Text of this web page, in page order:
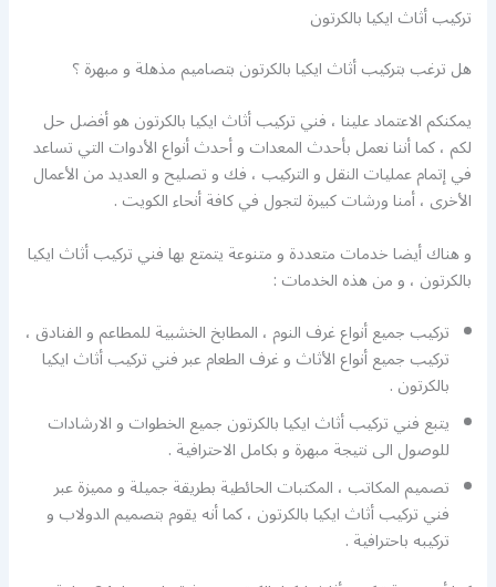
تركيب أثاث ايكيا بالكرتون
هل ترغب بتركيب أثاث ايكيا بالكرتون بتصاميم مذهلة و مبهرة ؟
يمكنكم الاعتماد علينا ، فني تركيب أثاث ايكيا بالكرتون هو أفضل حل
لكم ، كما أننا نعمل بأحدث المعدات و أحدث أنواع الأدوات التي تساعد
في إتمام عمليات النقل و التركيب ، فك و تصليح و العديد من الأعمال
الأخرى ، أمنا ورشات كبيرة لتجول في كافة أنحاء الكويت .
و هناك أيضا خدمات متعددة و متنوعة يتمتع بها فني تركيب أثاث ايكيا
بالكرتون ، و من هذه الخدمات :
تركيب جميع أنواع غرف النوم ، المطابخ الخشبية للمطاعم و الفنادق ،
تركيب جميع أنواع الأثاث و غرف الطعام عبر فني تركيب أثاث ايكيا
بالكرتون .
يتبع فني تركيب أثاث ايكيا بالكرتون جميع الخطوات و الارشادات
للوصول الى نتيجة مبهرة و بكامل الاحترافية .
تصميم المكاتب ، المكتبات الحائطية بطريقة جميلة و مميزة عبر
فني تركيب أثاث ايكيا بالكرتون ، كما أنه يقوم بتصميم الدولاب و
تركيبه باحترافية .